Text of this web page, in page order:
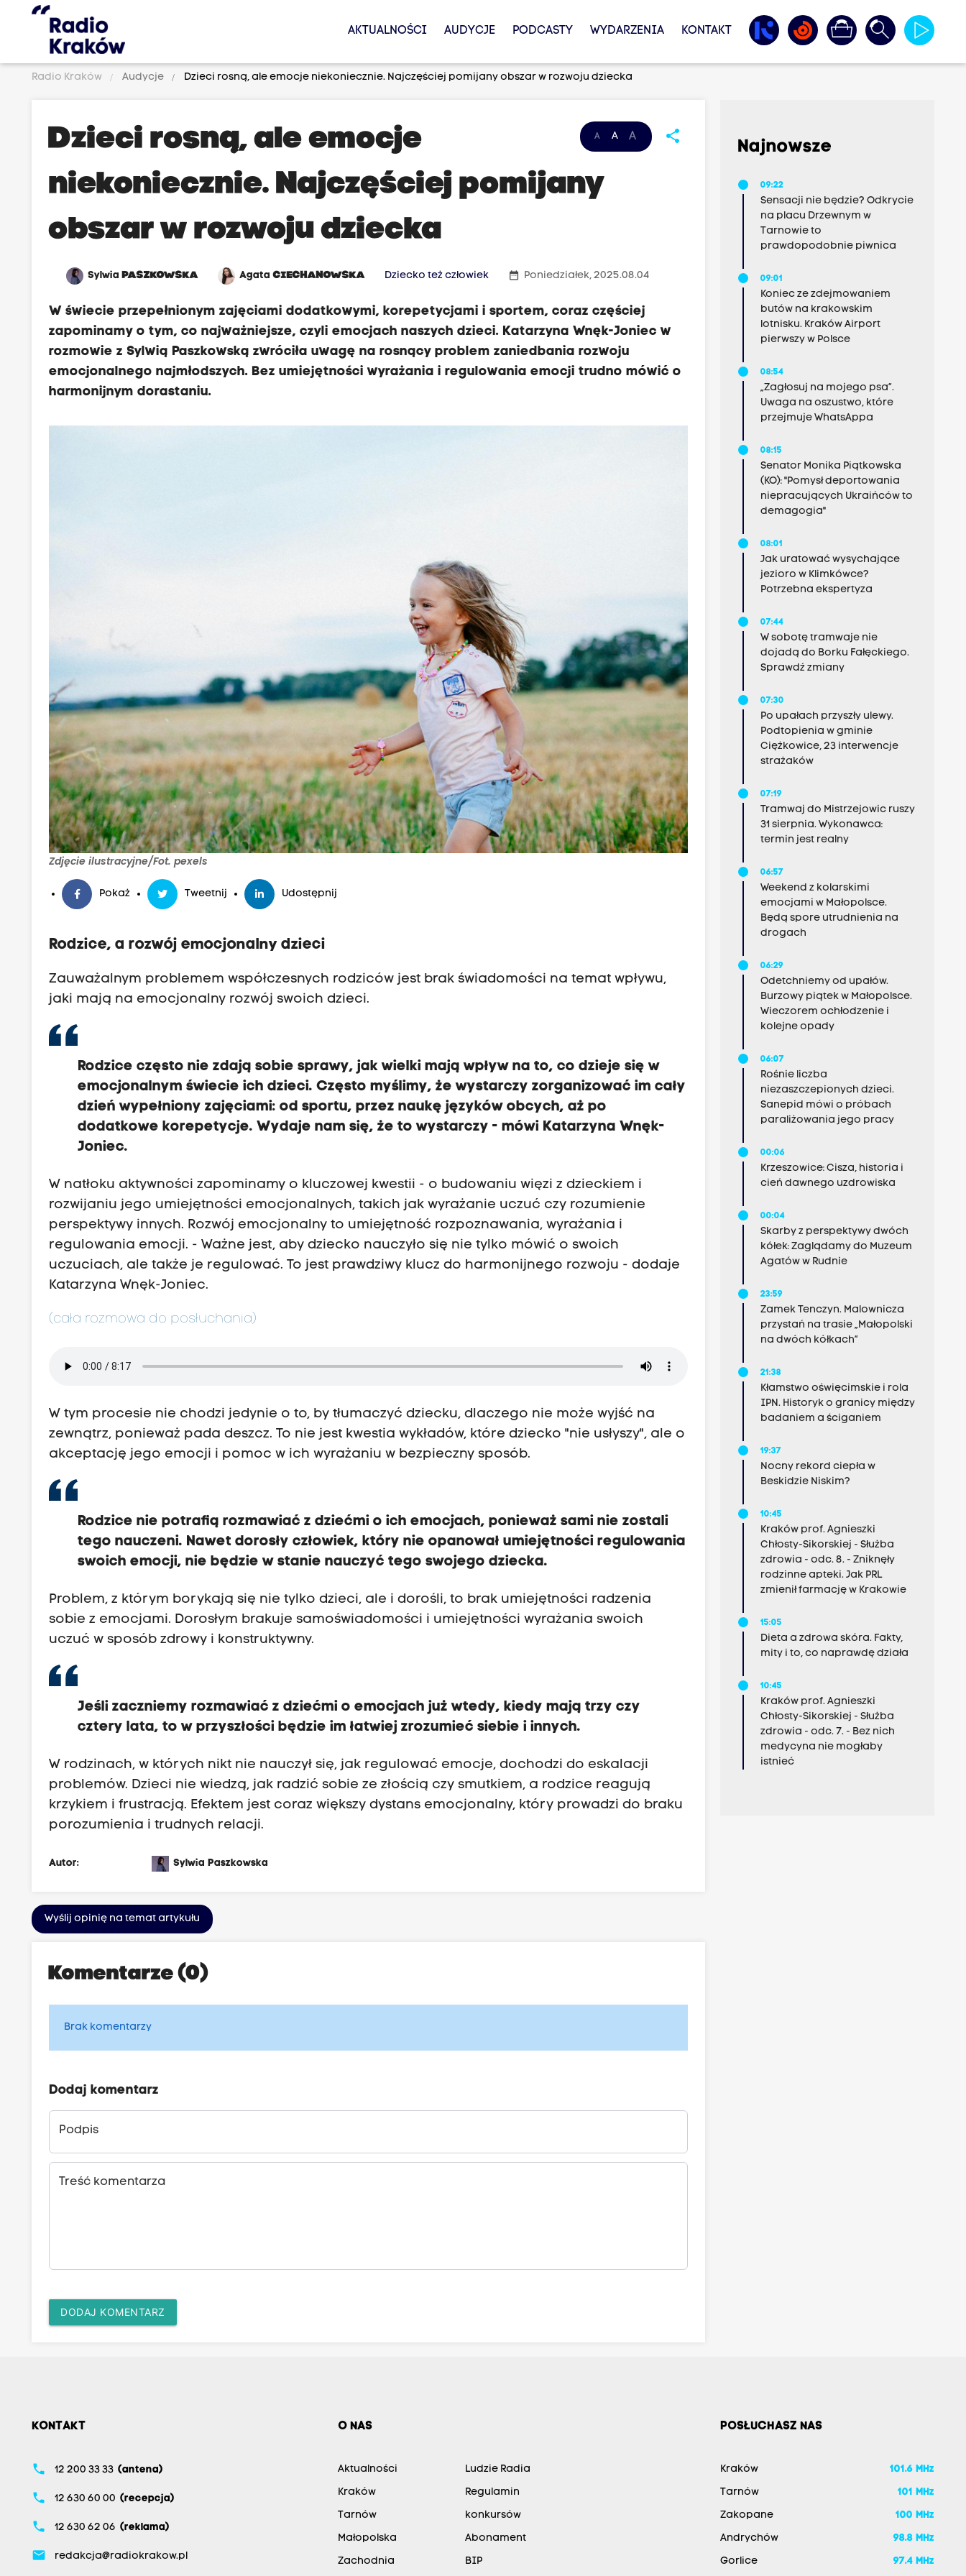
AKTUALNOŚCI AUDYCJE PODCASTY WYDARZENIA KONTAKT
Radio Kraków Audycje Dzieci rosną, ale emocje niekoniecznie. Najczęściej pomijany obszar w rozwoju dziecka
A A A share
Dzieci rosną, ale emocje
niekoniecznie. Najczęściej pomijany
obszar w rozwoju dziecka
SylwiaPASZKOWSKA AgataCIECHANOWSKA Dziecko też człowiek date_range Poniedziałek, 2025.08.04
W świecie przepełnionym zajęciami dodatkowymi, korepetycjami i sportem, coraz częściej
zapominamy o tym, co najważniejsze, czyli emocjach naszych dzieci. Katarzyna Wnęk-Joniec w
rozmowie z Sylwią Paszkowską zwróciła uwagę na rosnący problem zaniedbania rozwoju
emocjonalnego najmłodszych. Bez umiejętności wyrażania i regulowania emocji trudno mówić o
harmonijnym dorastaniu.
Zdjęcie ilustracyjne/Fot. pexels
Pokaż Tweetnij Udostępnij
Rodzice, a rozwój emocjonalny dzieci
Zauważalnym problemem współczesnych rodziców jest brak świadomości na temat wpływu,
jaki mają na emocjonalny rozwój swoich dzieci.
Rodzice często nie zdają sobie sprawy, jak wielki mają wpływ na to, co dzieje się w
emocjonalnym świecie ich dzieci. Często myślimy, że wystarczy zorganizować im cały
dzień wypełniony zajęciami: od sportu, przez naukę języków obcych, aż po
dodatkowe korepetycje. Wydaje nam się, że to wystarczy - mówi Katarzyna Wnęk-
Joniec.
W natłoku aktywności zapominamy o kluczowej kwestii - o budowaniu więzi z dzieckiem i
rozwijaniu jego umiejętności emocjonalnych, takich jak wyrażanie uczuć czy rozumienie
perspektywy innych. Rozwój emocjonalny to umiejętność rozpoznawania, wyrażania i
regulowania emocji. - Ważne jest, aby dziecko nauczyło się nie tylko mówić o swoich
uczuciach, ale także je regulować. To jest prawdziwy klucz do harmonijnego rozwoju - dodaje
Katarzyna Wnęk-Joniec.
(cała rozmowa do posłuchania)
W tym procesie nie chodzi jedynie o to, by tłumaczyć dziecku, dlaczego nie może wyjść na
zewnątrz, ponieważ pada deszcz. To nie jest kwestia wykładów, które dziecko "nie usłyszy", ale o
akceptację jego emocji i pomoc w ich wyrażaniu w bezpieczny sposób.
Rodzice nie potrafią rozmawiać z dziećmi o ich emocjach, ponieważ sami nie zostali
tego nauczeni. Nawet dorosły człowiek, który nie opanował umiejętności regulowania
swoich emocji, nie będzie w stanie nauczyć tego swojego dziecka.
Problem, z którym borykają się nie tylko dzieci, ale i dorośli, to brak umiejętności radzenia
sobie z emocjami. Dorosłym brakuje samoświadomości i umiejętności wyrażania swoich
uczuć w sposób zdrowy i konstruktywny.
Jeśli zaczniemy rozmawiać z dziećmi o emocjach już wtedy, kiedy mają trzy czy
cztery lata, to w przyszłości będzie im łatwiej zrozumieć siebie i innych.
W rodzinach, w których nikt nie nauczył się, jak regulować emocje, dochodzi do eskalacji
problemów. Dzieci nie wiedzą, jak radzić sobie ze złością czy smutkiem, a rodzice reagują
krzykiem i frustracją. Efektem jest coraz większy dystans emocjonalny, który prowadzi do braku
porozumienia i trudnych relacji.
Autor: Sylwia Paszkowska
Wyślij opinię na temat artykułu
Komentarze (0)
Brak komentarzy
Dodaj komentarz
Podpis
Treść komentarza
DODAJ KOMENTARZ
Najnowsze
09:22
Sensacji nie będzie? Odkrycie
na placu Drzewnym w
Tarnowie to
prawdopodobnie piwnica
09:01
Koniec ze zdejmowaniem
butów na krakowskim
lotnisku. Kraków Airport
pierwszy w Polsce
08:54
„Zagłosuj na mojego psa”.
Uwaga na oszustwo, które
przejmuje WhatsAppa
08:15
Senator Monika Piątkowska
(KO): "Pomysł deportowania
niepracujących Ukraińców to
demagogia"
08:01
Jak uratować wysychające
jezioro w Klimkówce?
Potrzebna ekspertyza
07:44
W sobotę tramwaje nie
dojadą do Borku Fałęckiego.
Sprawdź zmiany
07:30
Po upałach przyszły ulewy.
Podtopienia w gminie
Ciężkowice, 23 interwencje
strażaków
07:19
Tramwaj do Mistrzejowic ruszy
31 sierpnia. Wykonawca:
termin jest realny
06:57
Weekend z kolarskimi
emocjami w Małopolsce.
Będą spore utrudnienia na
drogach
06:29
Odetchniemy od upałów.
Burzowy piątek w Małopolsce.
Wieczorem ochłodzenie i
kolejne opady
06:07
Rośnie liczba
niezaszczepionych dzieci.
Sanepid mówi o próbach
paraliżowania jego pracy
00:06
Krzeszowice: Cisza, historia i
cień dawnego uzdrowiska
00:04
Skarby z perspektywy dwóch
kółek: Zaglądamy do Muzeum
Agatów w Rudnie
23:59
Zamek Tenczyn. Malownicza
przystań na trasie „Małopolski
na dwóch kółkach”
21:38
Kłamstwo oświęcimskie i rola
IPN. Historyk o granicy między
badaniem a ściganiem
19:37
Nocny rekord ciepła w
Beskidzie Niskim?
10:45
Kraków prof. Agnieszki
Chłosty-Sikorskiej - Służba
zdrowia - odc. 8. - Zniknęły
rodzinne apteki. Jak PRL
zmienił farmację w Krakowie
15:05
Dieta a zdrowa skóra. Fakty,
mity i to, co naprawdę działa
10:45
Kraków prof. Agnieszki
Chłosty-Sikorskiej - Służba
zdrowia - odc. 7. - Bez nich
medycyna nie mogłaby
istnieć
KONTAKT
phone 12 200 33 33 (antena)
phone 12 630 60 00 (recepcja)
phone 12 630 62 06 (reklama)
email redakcja@radiokrakow.pl
O NAS
Aktualności
Kraków
Tarnów
Małopolska
Zachodnia
Ludzie Radia
Regulamin
konkursów
Abonament
BIP
POSŁUCHASZ NAS
Kraków 101.6 MHz
Tarnów 101 MHz
Zakopane 100 MHz
Andrychów 98.8 MHz
Gorlice 97.4 MHz